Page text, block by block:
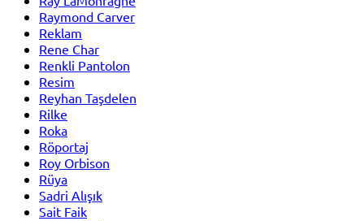
Raymond Carver
Reklam
Rene Char
Renkli Pantolon
Resim
Reyhan Taşdelen
Rilke
Roka
Röportaj
Roy Orbison
Rüya
Sadri Alışık
Sait Faik